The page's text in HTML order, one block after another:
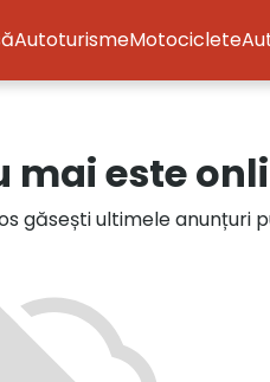
AutoturismeMotociclete
mai este
găsești ultimele